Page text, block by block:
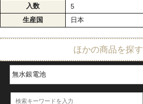
入数
5
生産国
日本
ほかの商品を探す